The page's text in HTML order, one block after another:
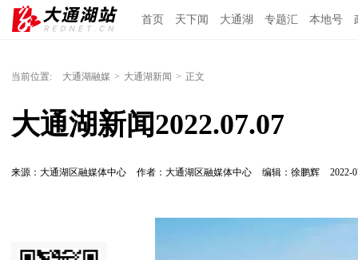
首页 天下闻 大通湖 专题汇 本地号
当前位置: 大通湖融媒 > 大通湖新闻 > 正文
大通湖新闻2022.07.07
来源：大通湖区融媒体中心 作者：大通湖区融媒体中心 编辑：徐鹏辉 2022-